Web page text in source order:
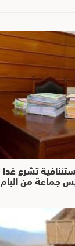
تشرع غدا
جماعة من البام